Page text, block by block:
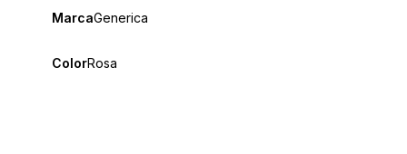
MarcaGenerica
ColorRosa